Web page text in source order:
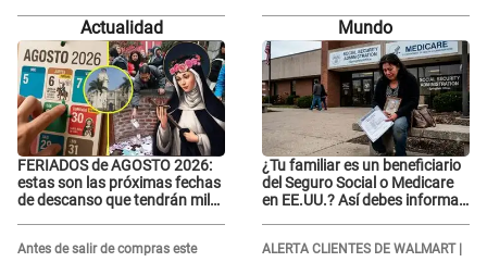
relación con él y otros integrantes
relación con él y otros integrantes
Actualidad
FERIADOS de AGOSTO 2026:
estas son las próximas fechas
de descanso que tendrán miles
Antes de salir de compras este
Mundo
¿Tu familiar es un beneficiario
del Seguro Social o Medicare
en EE.UU.? Así debes informar
ALERTA CLIENTES DE WALMART |